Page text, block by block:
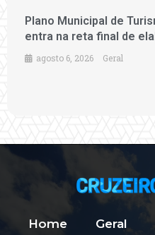
Plano Municipal de
entra na reta final de
agosto 6, 2026 Geral
Home Geral